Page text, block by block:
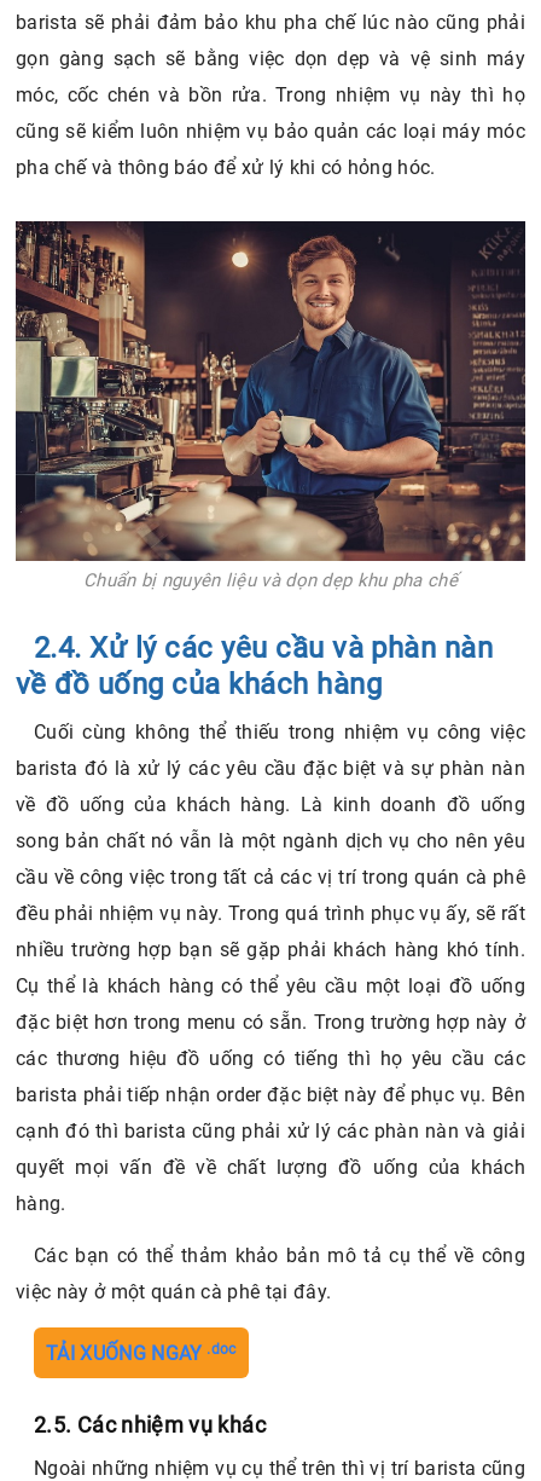
barista sẽ phải đảm bảo khu pha chế lúc nào cũng phải
gọn gàng sạch sẽ bằng việc dọn dẹp và vệ sinh máy
móc, cốc chén và bồn rửa. Trong nhiệm vụ này thì họ
cũng sẽ kiểm luôn nhiệm vụ bảo quản các loại máy móc
pha chế và thông báo để xử lý khi có hỏng hóc.
Chuẩn bị nguyên liệu và dọn dẹp khu pha chế
2.4. Xử lý các yêu cầu và phàn nàn
về đồ uống của khách hàng
Cuối cùng không thể thiếu trong nhiệm vụ công việc
barista đó là xử lý các yêu cầu đặc biệt và sự phàn nàn
về đồ uống của khách hàng. Là kinh doanh đồ uống
song bản chất nó vẫn là một ngành dịch vụ cho nên yêu
cầu về công việc trong tất cả các vị trí trong quán cà phê
đều phải nhiệm vụ này. Trong quá trình phục vụ ấy, sẽ rất
nhiều trường hợp bạn sẽ gặp phải khách hàng khó tính.
Cụ thể là khách hàng có thể yêu cầu một loại đồ uống
đặc biệt hơn trong menu có sẵn. Trong trường hợp này ở
các thương hiệu đồ uống có tiếng thì họ yêu cầu các
barista phải tiếp nhận order đặc biệt này để phục vụ. Bên
cạnh đó thì barista cũng phải xử lý các phàn nàn và giải
quyết mọi vấn đề về chất lượng đồ uống của khách
hàng.
Các bạn có thể thảm khảo bản mô tả cụ thể về công
việc này ở một quán cà phê tại đây.
TẢI XUỐNG NGAY .doc
2.5. Các nhiệm vụ khác
Ngoài những nhiệm vụ cụ thể trên thì vị trí barista cũng